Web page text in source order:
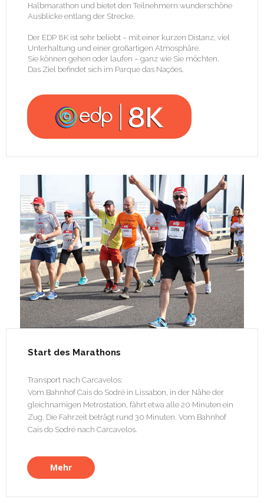
Halbmarathon und bietet den Teilnehmern wunderschöne
Ausblicke entlang der Strecke.
Der EDP 8K ist sehr beliebt – mit einer kurzen Distanz, viel
Unterhaltung und einer großartigen Atmosphäre.
Sie können gehen oder laufen – ganz wie Sie möchten.
Das Ziel befindet sich im Parque das Nações.
Start des Marathons
Transport nach Carcavelos:
Vom Bahnhof Cais do Sodré in Lissabon, in der Nähe der
gleichnamigen Metrostation, fährt etwa alle 20 Minuten ein
Zug. Die Fahrzeit beträgt rund 30 Minuten. Vom Bahnhof
Cais do Sodré nach Carcavelos.
Mehr